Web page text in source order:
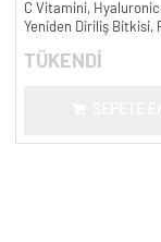
C Vitamini,
Yeniden Diriliş Bitkisi,
TÜKENDİ